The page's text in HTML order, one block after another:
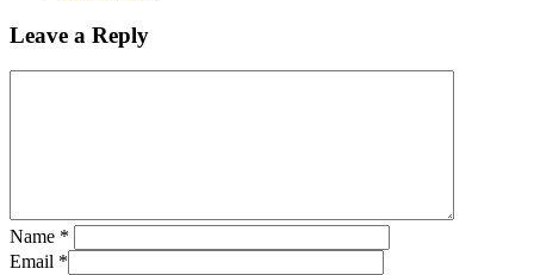
Leave a Reply
Name *
Email *